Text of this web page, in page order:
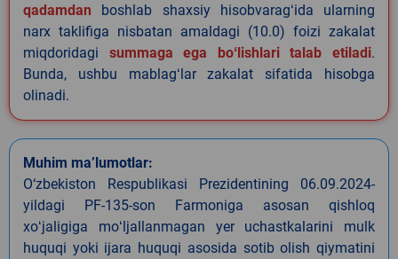
qadamdan boshlab shaxsiy hisobvaragʻida ularning
narx taklifiga nisbatan amaldagi (10.0) foizi zakalat
miqdoridagi summaga ega boʻlishlari talab etiladi.
Bunda, ushbu mablagʻlar zakalat sifatida hisobga
olinadi.
Muhim ma’lumotlar:
O‘zbekiston Respublikasi Prezidentining 06.09.2024-
yildagi PF-135-son Farmoniga asosan qishloq
xoʻjaligiga moʻljallanmagan yer uchastkalarini mulk
huquqi yoki ijara huquqi asosida sotib olish qiymatini